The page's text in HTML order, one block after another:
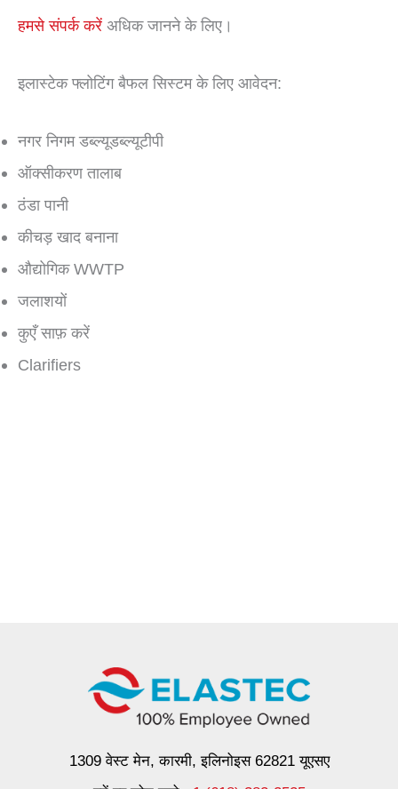
हमसे संपर्क करें अधिक जानने के लिए।
इलास्टेक फ्लोटिंग बैफल सिस्टम के लिए आवेदन:
नगर निगम डब्ल्यूडब्ल्यूटीपी
ऑक्सीकरण तालाब
ठंडा पानी
कीचड़ खाद बनाना
औद्योगिक WWTP
जलाशयों
कुएँ साफ़ करें
Clarifiers
1309 वेस्ट मेन, कारमी, इलिनोइस 62821 यूएसए